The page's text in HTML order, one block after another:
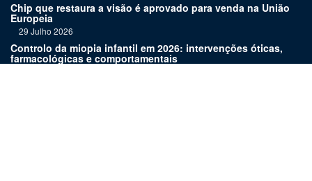
Chip que restaura a visão é aprovado para venda na União
Europeia
29 Julho 2026
Controlo da miopia infantil em 2026: intervenções óticas,
farmacológicas e comportamentais